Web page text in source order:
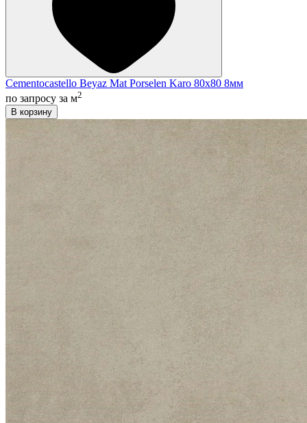
Cementocastello Beyaz Mat Porselen Karo 80x80 8мм
по запросу за м2
В корзину